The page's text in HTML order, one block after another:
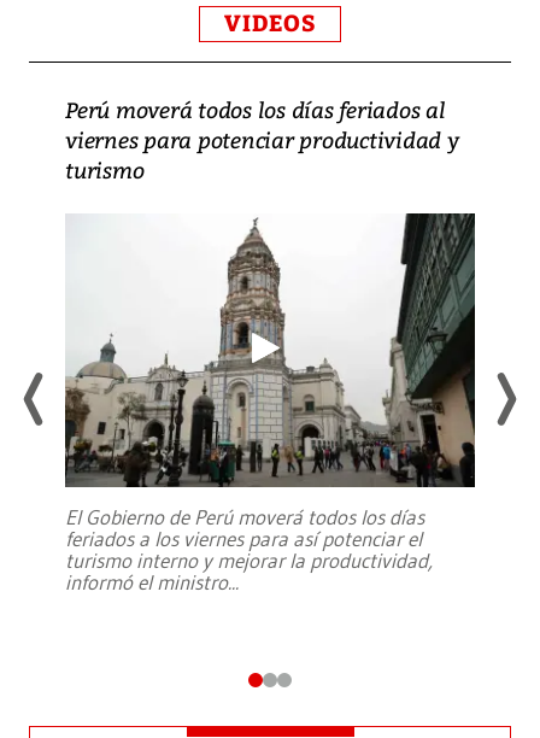
VIDEOS
Perú moverá todos los días feriados al
viernes para potenciar productividad y
turismo
El Gobierno de Perú moverá todos los días
feriados a los viernes para así potenciar el
turismo interno y mejorar la productividad,
informó el ministro...